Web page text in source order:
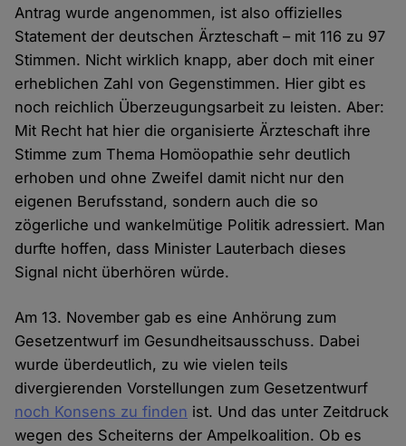
Antrag wurde angenommen, ist also offizielles
Statement der deutschen Ärzteschaft – mit 116 zu 97
Stimmen. Nicht wirklich knapp, aber doch mit einer
erheblichen Zahl von Gegenstimmen. Hier gibt es
noch reichlich Überzeugungsarbeit zu leisten. Aber:
Mit Recht hat hier die organisierte Ärzteschaft ihre
Stimme zum Thema Homöopathie sehr deutlich
erhoben und ohne Zweifel damit nicht nur den
eigenen Berufsstand, sondern auch die so
zögerliche und wankelmütige Politik adressiert. Man
durfte hoffen, dass Minister Lauterbach dieses
Signal nicht überhören würde.
Am 13. November gab es eine Anhörung zum
Gesetzentwurf im Gesundheitsausschuss. Dabei
wurde überdeutlich, zu wie vielen teils
divergierenden Vorstellungen zum Gesetzentwurf
noch Konsens zu finden ist. Und das unter Zeitdruck
wegen des Scheiterns der Ampelkoalition. Ob es